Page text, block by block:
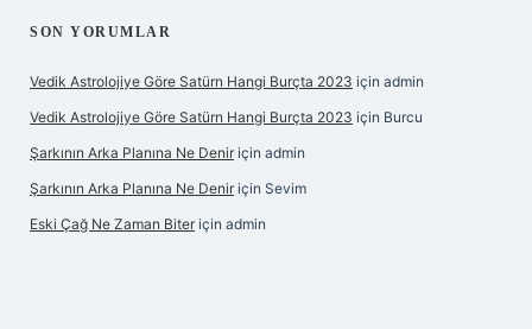
SON YORUMLAR
Vedik Astrolojiye Göre Satürn Hangi Burçta 2023 için admin
Vedik Astrolojiye Göre Satürn Hangi Burçta 2023 için Burcu
Şarkının Arka Planına Ne Denir için admin
Şarkının Arka Planına Ne Denir için Sevim
Eski Çağ Ne Zaman Biter için admin